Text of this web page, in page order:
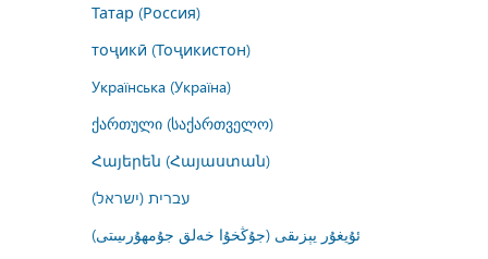
Татар (Россия)
тоҷикӣ (Тоҷикистон)
Українська (Україна)
ქართული (საქართველო)
Հայերեն (Հայաստան)
עברית (ישראל)
ئۇيغۇر يېزىقى (جۇڭخۇا خەلق جۇمھۇرىيىتى)